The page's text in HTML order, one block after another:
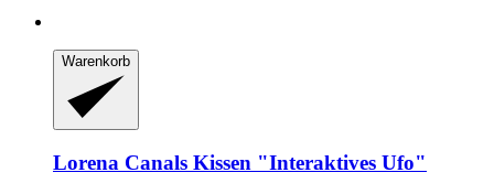
Warenkorb
Lorena Canals Kissen "Interaktives Ufo"